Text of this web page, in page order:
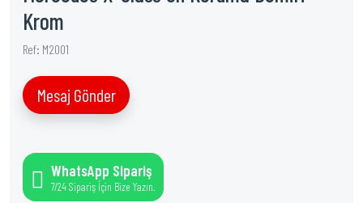
Krom
Ref: M2001
Mesaj Gönder
WhatsApp Sipariş
7/24 Sipariş İçin Bize Yazın.